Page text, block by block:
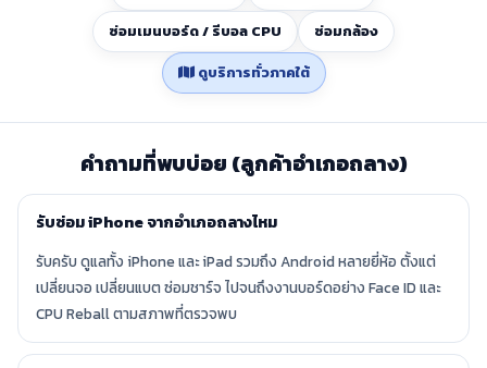
ซ่อมเมนบอร์ด / รีบอล CPU
ซ่อมกล้อง
ดูบริการทั่วภาคใต้
คำถามที่พบบ่อย (ลูกค้าอำเภอถลาง)
รับซ่อม iPhone จากอำเภอถลางไหม
รับครับ ดูแลทั้ง iPhone และ iPad รวมถึง Android หลายยี่ห้อ ตั้งแต่
เปลี่ยนจอ เปลี่ยนแบต ซ่อมชาร์จ ไปจนถึงงานบอร์ดอย่าง Face ID และ
CPU Reball ตามสภาพที่ตรวจพบ